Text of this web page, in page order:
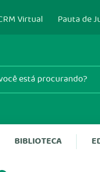
Virtual Pauta de
BIBLIOTECA